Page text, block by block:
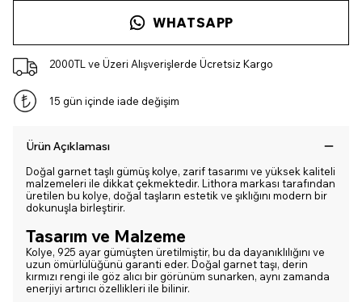
WHATSAPP
2000TL ve Üzeri Alışverişlerde Ücretsiz Kargo
15 gün içinde iade değişim
Ürün Açıklaması
Doğal garnet taşlı gümüş kolye, zarif tasarımı ve yüksek kaliteli
malzemeleri ile dikkat çekmektedir. Lithora markası tarafından
üretilen bu kolye, doğal taşların estetik ve şıklığını modern bir
dokunuşla birleştirir.
Tasarım ve Malzeme
Kolye, 925 ayar gümüşten üretilmiştir, bu da dayanıklılığını ve
uzun ömürlülüğünü garanti eder. Doğal garnet taşı, derin
kırmızı rengi ile göz alıcı bir görünüm sunarken, aynı zamanda
enerjiyi artırıcı özellikleri ile bilinir.